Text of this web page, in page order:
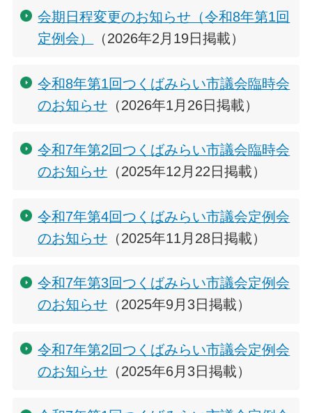
会期日程変更のお知らせ（令和8年第1回
定例会）
（2026年2月19日掲載）
令和8年第1回つくばみらい市議会臨時会
のお知らせ （2026年1月26日掲載）
令和7年第2回つくばみらい市議会臨時会
のお知らせ （2025年12月22日掲載）
令和7年第4回つくばみらい市議会定例会
のお知らせ （2025年11月28日掲載）
令和7年第3回つくばみらい市議会定例会
のお知らせ （2025年9月3日掲載）
令和7年第2回つくばみらい市議会定例会
のお知らせ （2025年6月3日掲載）